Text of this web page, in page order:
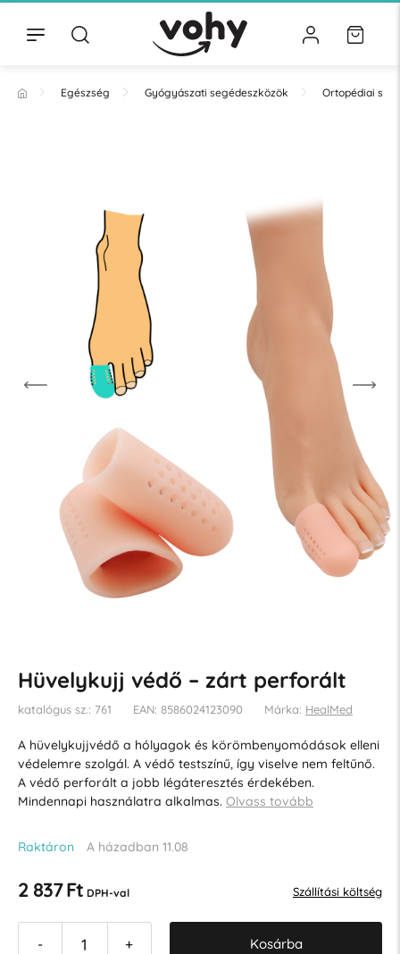
Egészség Gyógyászati segédeszközök Ortopédiai
Hüvelykujj védő – zárt perforált
katalógus sz.: 761 EAN: 8586024123090 Márka: HealMed
A hüvelykujjvédő a hólyagok és körömbenyomódások elleni
védelemre szolgál. A védő testszínű, így viselve nem feltűnő.
A védő perforált a jobb légáteresztés érdekében.
Mindennapi használatra alkalmas. Olvass tovább
Raktáron A házadban 11.08
2 837 Ft DPH-val Szállítási költség
- + Kosárba